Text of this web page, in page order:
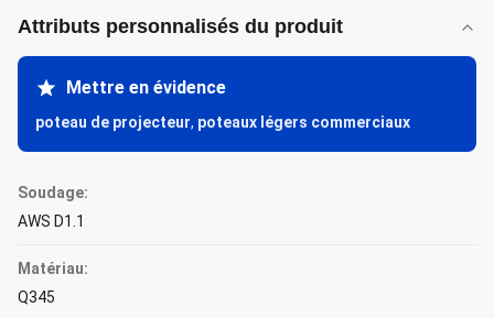
Attributs personnalisés du produit
Mettre en évidence
poteau de projecteur, poteaux légers commerciaux
Soudage:
AWS D1.1
Matériau:
Q345